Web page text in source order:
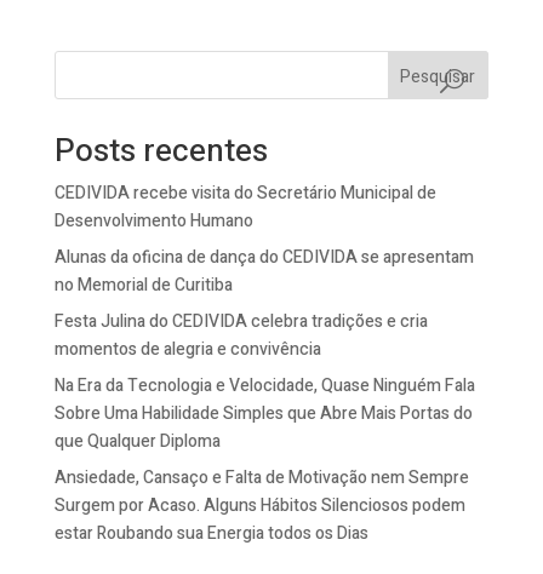
Pesquisar
Posts recentes
CEDIVIDA recebe visita do Secretário Municipal de
Desenvolvimento Humano
Alunas da oficina de dança do CEDIVIDA se apresentam
no Memorial de Curitiba
Festa Julina do CEDIVIDA celebra tradições e cria
momentos de alegria e convivência
Na Era da Tecnologia e Velocidade, Quase Ninguém Fala
Sobre Uma Habilidade Simples que Abre Mais Portas do
que Qualquer Diploma
Ansiedade, Cansaço e Falta de Motivação nem Sempre
Surgem por Acaso. Alguns Hábitos Silenciosos podem
estar Roubando sua Energia todos os Dias